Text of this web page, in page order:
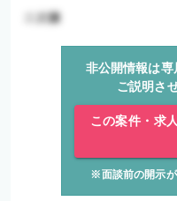
非公開情報は
ご説明さ
この案件・求
※面談前の開示が